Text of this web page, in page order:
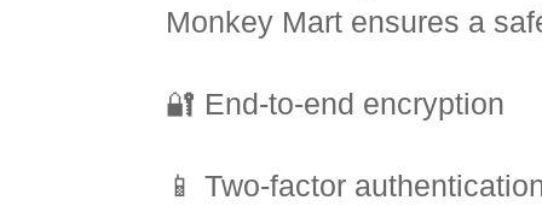
Monkey Mart ensures a
🔐 End-to-end encryption
📱 Two-factor